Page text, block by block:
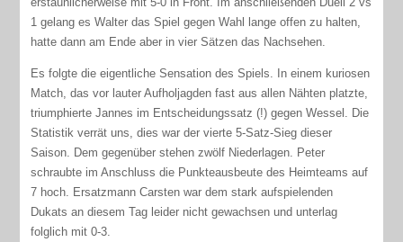
1 gelang es Walter das Spiel gegen Wahl lange offen zu halten,
hatte dann am Ende aber in vier Sätzen das Nachsehen.
Es folgte die eigentliche Sensation des Spiels. In einem kuriosen
Match, das vor lauter Aufholjagden fast aus allen Nähten platzte,
triumphierte Jannes im Entscheidungssatz (!) gegen Wessel. Die
Statistik verrät uns, dies war der vierte 5-Satz-Sieg dieser
Saison. Dem gegenüber stehen zwölf Niederlagen. Peter
schraubte im Anschluss die Punkteausbeute des Heimteams auf
7 hoch. Ersatzmann Carsten war dem stark aufspielenden
Dukats an diesem Tag leider nicht gewachsen und unterlag
folglich mit 0-3.